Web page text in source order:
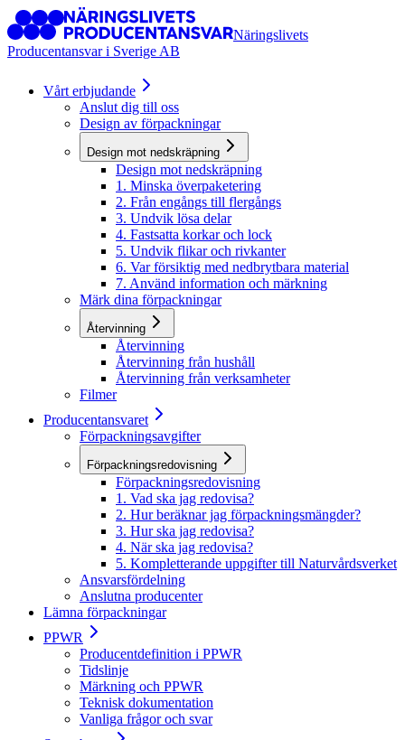
Näringslivets
Producentansvar i Sverige AB
Vårt erbjudande
Anslut dig till oss
Design av förpackningar
Design mot nedskräpning
Design mot nedskräpning
1. Minska överpaketering
2. Från engångs till flergångs
3. Undvik lösa delar
4. Fastsatta korkar och lock
5. Undvik flikar och rivkanter
6. Var försiktig med nedbrytbara material
7. Använd information och märkning
Märk dina förpackningar
Återvinning
Återvinning
Återvinning från hushåll
Återvinning från verksamheter
Filmer
Producentansvaret
Förpackningsavgifter
Förpackningsredovisning
Förpackningsredovisning
1. Vad ska jag redovisa?
2. Hur beräknar jag förpackningsmängder?
3. Hur ska jag redovisa?
4. När ska jag redovisa?
5. Kompletterande uppgifter till Naturvårdsverket
Ansvarsfördelning
Anslutna producenter
Lämna förpackningar
PPWR
Producentdefinition i PPWR
Tidslinje
Märkning och PPWR
Teknisk dokumentation
Vanliga frågor och svar